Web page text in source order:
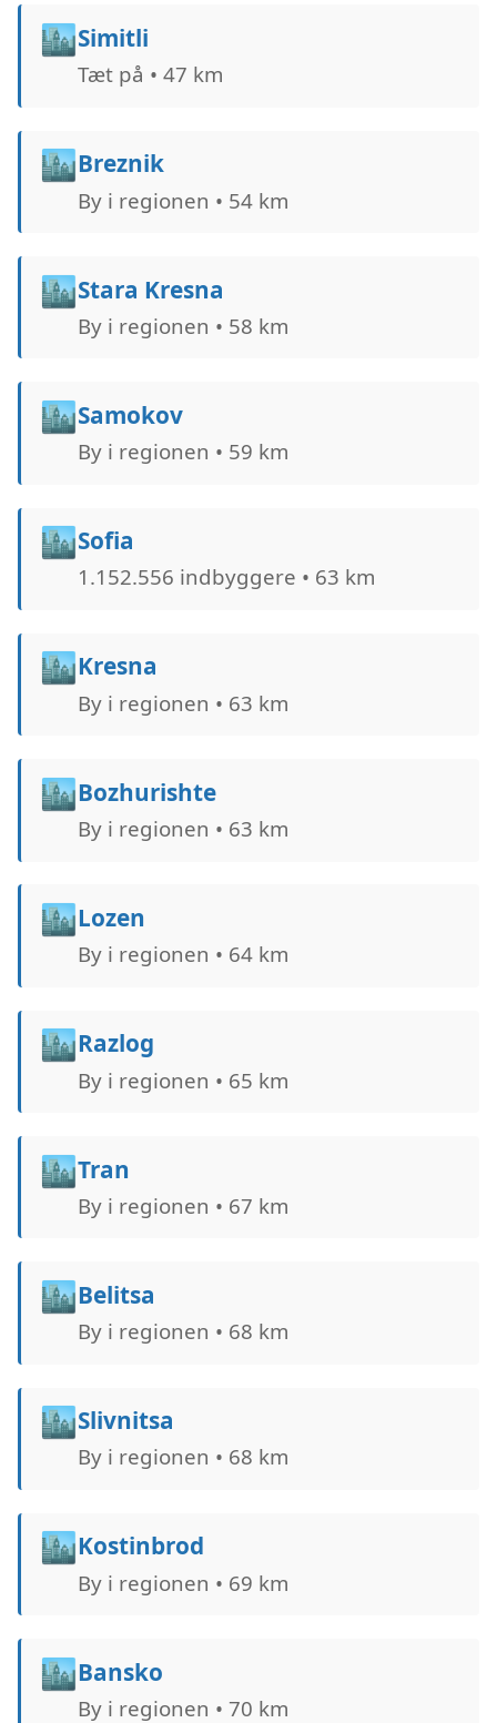
🏙️Simitli
Tæt på • 47 km
🏙️Breznik
By i regionen • 54 km
🏙️Stara Kresna
By i regionen • 58 km
🏙️Samokov
By i regionen • 59 km
🏙️Sofia
1.152.556 indbyggere • 63 km
🏙️Kresna
By i regionen • 63 km
🏙️Bozhurishte
By i regionen • 63 km
🏙️Lozen
By i regionen • 64 km
🏙️Razlog
By i regionen • 65 km
🏙️Tran
By i regionen • 67 km
🏙️Belitsa
By i regionen • 68 km
🏙️Slivnitsa
By i regionen • 68 km
🏙️Kostinbrod
By i regionen • 69 km
🏙️Bansko
By i regionen • 70 km